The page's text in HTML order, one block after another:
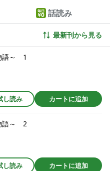
話読み
最新刊から見る
語～ 1
し読み カートに追加
語～ 2
し読み カートに追加